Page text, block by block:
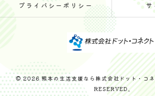
プライバシーポリシー サ
© 2026 熊本の生活支援なら株式会社ドット・コ
RESERVED.